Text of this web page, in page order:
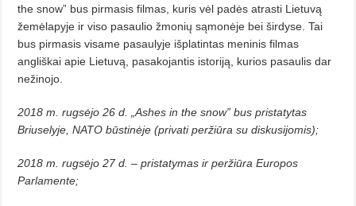
the snow” bus pirmasis filmas, kuris vėl padės atrasti Lietuvą
žemėlapyje ir viso pasaulio žmonių sąmonėje bei širdyse. Tai
bus pirmasis visame pasaulyje išplatintas meninis filmas
angliškai apie Lietuvą, pasakojantis istoriją, kurios pasaulis dar
nežinojo.
2018 m. rugsėjo 26 d. „Ashes in the snow” bus pristatytas
Briuselyje, NATO būstinėje (privati peržiūra su diskusijomis);
2018 m. rugsėjo 27 d. – pristatymas ir peržiūra Europos
Parlamente;